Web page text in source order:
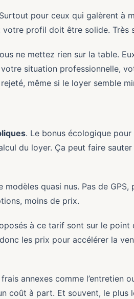
pour ceux qui galèrent à
profil doit être solide. Très
ne mettez rien sur la table.
situation professionnelle,
même si le loyer semble
. Le bonus écologique pour
du loyer. Ça peut faire
modèles quasi nus. Pas de GPS,
moins de prix.
à ce tarif sont sur le point
les prix pour accélérer la
annexes comme l’entretien
coût à part. Et souvent, le plus